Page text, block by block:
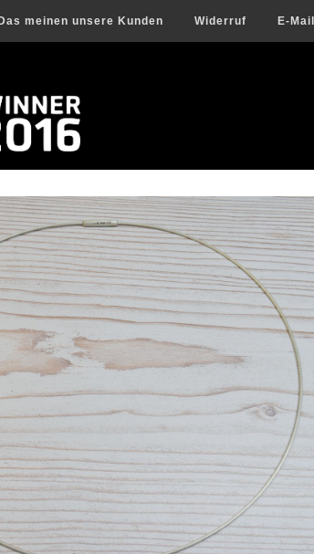
Das meinen unsere Kunden Widerruf E-Mail